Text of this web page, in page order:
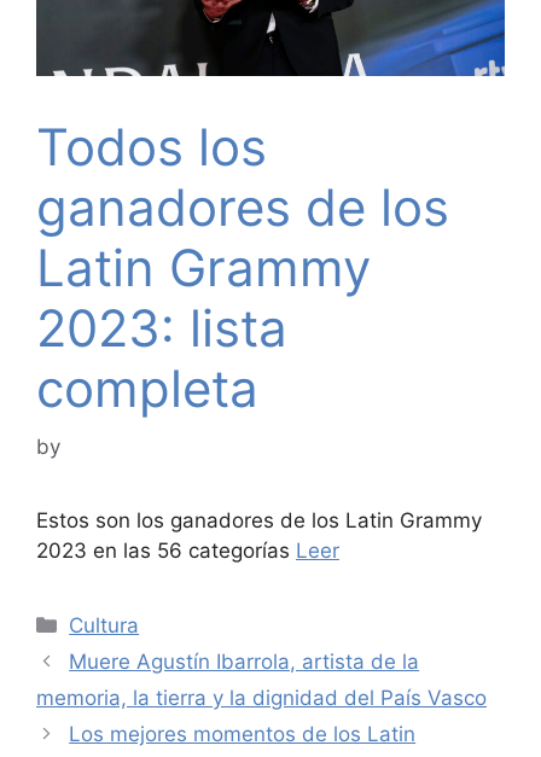
Todos los
ganadores de los
Latin Grammy
2023: lista
completa
by
Estos son los ganadores de los Latin Grammy
2023 en las 56 categorías Leer
Categories
Cultura
Muere Agustín Ibarrola, artista de la
memoria, la tierra y la dignidad del País Vasco
Los mejores momentos de los Latin